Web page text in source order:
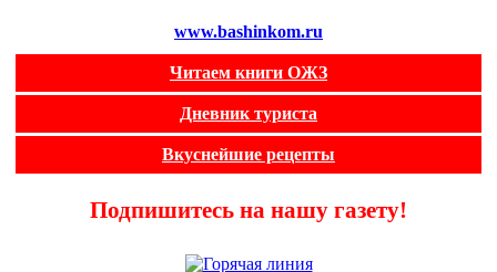
www.bashinkom.ru
Читаем книги ОЖЗ
Дневник туриста
Вкуснейшие рецепты
Подпишитесь на нашу газету!